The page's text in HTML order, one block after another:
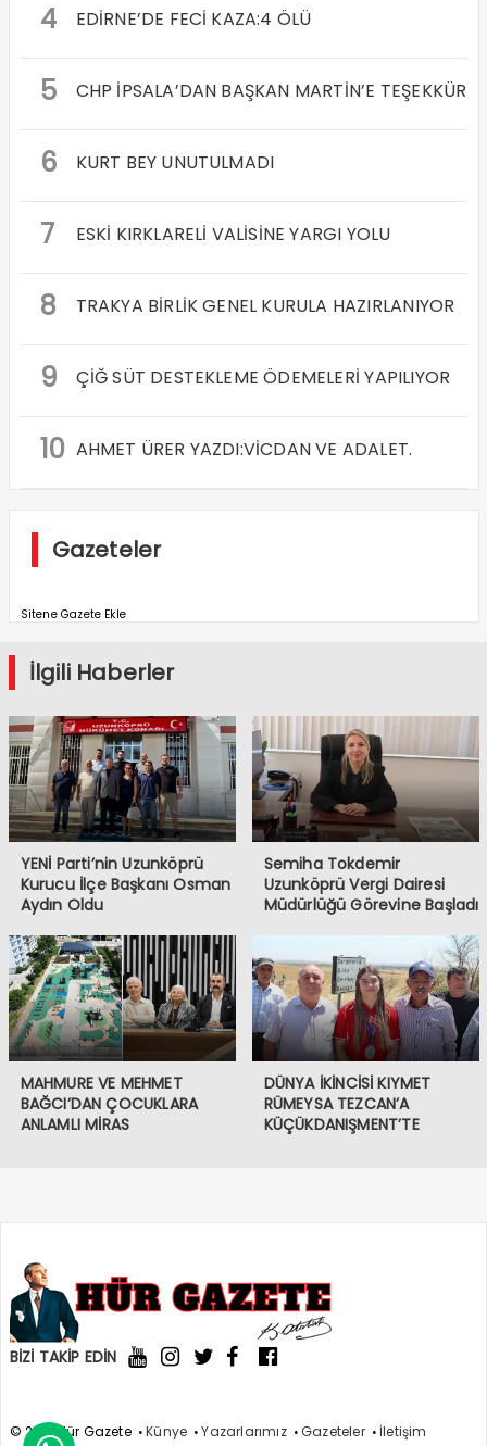
4 EDİRNE’DE FECİ KAZA:4 ÖLÜ
5 CHP İPSALA’DAN BAŞKAN MARTİN’E TEŞEKKÜR
6 KURT BEY UNUTULMADI
7 ESKİ KIRKLARELİ VALİSİNE YARGI YOLU
8 TRAKYA BİRLİK GENEL KURULA HAZIRLANIYOR
9 ÇİĞ SÜT DESTEKLEME ÖDEMELERİ YAPILIYOR
10 AHMET ÜRER YAZDI:VİCDAN VE ADALET.
Gazeteler
Sitene Gazete Ekle
İlgili Haberler
YENİ Parti’nin Uzunköprü
Kurucu İlçe Başkanı Osman
Aydın Oldu
Semiha Tokdemir
Uzunköprü Vergi Dairesi
Müdürlüğü Görevine Başladı
MAHMURE VE MEHMET
BAĞCI’DAN ÇOCUKLARA
ANLAMLI MİRAS
DÜNYA İKİNCİSİ KIYMET
RÜMEYSA TEZCAN’A
KÜÇÜKDANIŞMENT’TE
BİZİ TAKİP EDİN
© 2021 Hür Gazete Künye Yazarlarımız Gazeteler İletişim